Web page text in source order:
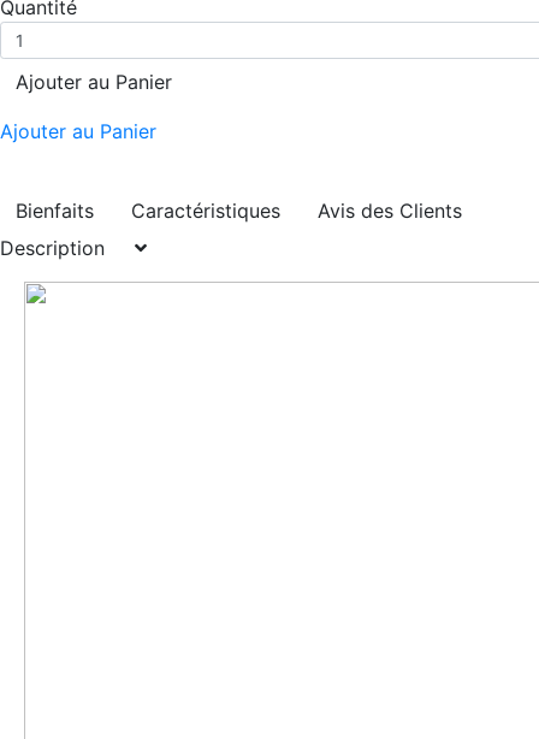
Quantité
Ajouter au Panier
Ajouter au Panier
Bienfaits Caractéristiques
Avis des Clients
Description